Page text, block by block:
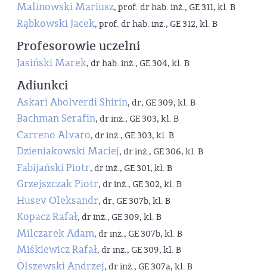
Malinowski Mariusz, prof. dr hab. inż., GE 311, kl. B
Rąbkowski Jacek, prof. dr hab. inż., GE 312, kl. B
Profesorowie uczelni
Jasiński Marek, dr hab. inż., GE 304, kl. B
Adiunkci
Askari Abolverdi Shirin, dr, GE 309, kl. B
Bachman Serafin, dr inż., GE 303, kl. B
Carreno Alvaro, dr inż., GE 303, kl. B
Dzieniakowski Maciej, dr inż., GE 306, kl. B
Fabijański Piotr, dr inż., GE 301, kl. B
Grzejszczak Piotr, dr inż., GE 302, kl. B
Husev Oleksandr, dr, GE 307b, kl. B
Kopacz Rafał, dr inż., GE 309, kl. B
Milczarek Adam, dr inż., GE 307b, kl. B
Miśkiewicz Rafał, dr inż., GE 309, kl. B
Olszewski Andrzej, dr inż., GE 307a, kl. B